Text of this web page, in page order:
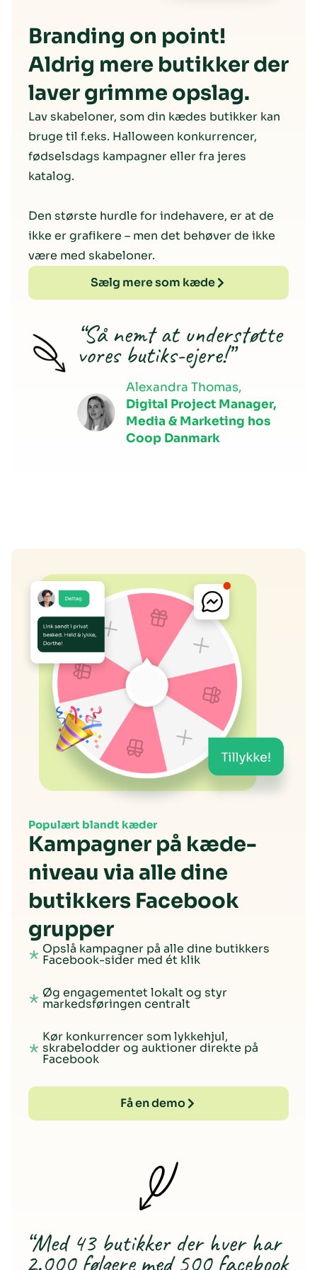
Branding on point!
Aldrig mere butikker der
laver grimme opslag.
Lav skabeloner, som din kædes butikker kan
bruge til f.eks. Halloween konkurrencer,
fødselsdags kampagner eller fra jeres
katalog.
Den største hurdle for indehavere, er at de
ikke er grafikere – men det behøver de ikke
være med skabeloner.
Sælg mere som kæde
“Så nemt at understøtte
vores butiks-ejere!”
Alexandra Thomas,
Digital Project Manager,
Media & Marketing hos
Coop Danmark
Populært blandt kæder
Kampagner på kæde-
niveau via alle dine
butikkers Facebook
grupper
Opslå kampagner på alle dine butikkers
Facebook-sider med ét klik
Øg engagementet lokalt og styr
markedsføringen centralt
Kør konkurrencer som lykkehjul,
skrabelodder og auktioner direkte på
Facebook
Få en demo
“Med 43 butikker der hver har
2.000 følgere med 500 facebook